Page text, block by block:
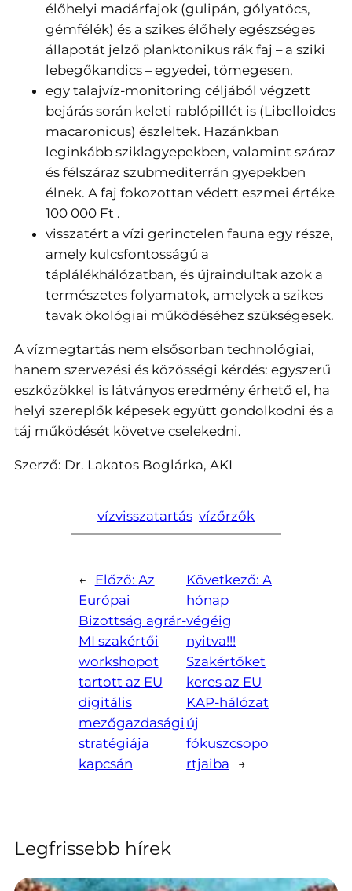
élőhelyi madárfajok (gulipán, gólyatöcs,
gémfélék) és a szikes élőhely egészséges
állapotát jelző planktonikus rák faj – a sziki
lebegőkandics – egyedei, tömegesen,
egy talajvíz-monitoring céljából végzett
bejárás során keleti rablópillét is (Libelloides
macaronicus) észleltek. Hazánkban
leginkább sziklagyepekben, valamint száraz
és félszáraz szubmediterrán gyepekben
élnek. A faj fokozottan védett eszmei értéke
100 000 Ft .
visszatért a vízi gerinctelen fauna egy része,
amely kulcsfontosságú a
táplálékhálózatban, és újraindultak azok a
természetes folyamatok, amelyek a szikes
tavak ökológiai működéséhez szükségesek.
A vízmegtartás nem elsősorban technológiai,
hanem szervezési és közösségi kérdés: egyszerű
eszközökkel is látványos eredmény érhető el, ha
helyi szereplők képesek együtt gondolkodni és a
táj működését követve cselekedni.
Szerző: Dr. Lakatos Boglárka, AKI
vízvisszatartás vízőrzők
← Előző: Az
Európai
Bizottság agrár-
MI szakértői
workshopot
tartott az EU
digitális
mezőgazdasági
stratégiája
kapcsán
Következő: A
hónap
végéig
nyitva!!!
Szakértőket
keres az EU
KAP-hálózat
új
fókuszcsopo
rtjaiba
→
Legfrissebb hírek